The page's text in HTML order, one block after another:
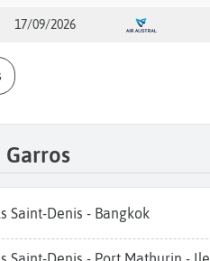
17/09/2026
Saint-Denis - Bangkok